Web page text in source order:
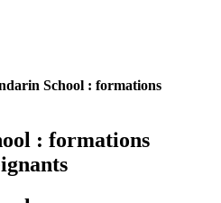
School : formations
: formations